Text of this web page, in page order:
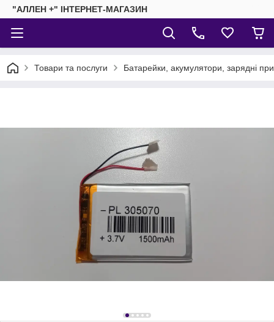
"АЛЛЕН +" ІНТЕРНЕТ-МАГАЗИН
Товари та послуги Батарейки, акумулятори, зарядні